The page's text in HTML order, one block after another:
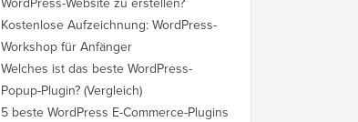
Kostenlose Aufzeichnung: WordPress-
Workshop für Anfänger
Welches ist das beste WordPress-
Popup-Plugin? (Vergleich)
5 beste WordPress E-Commerce-Plugins